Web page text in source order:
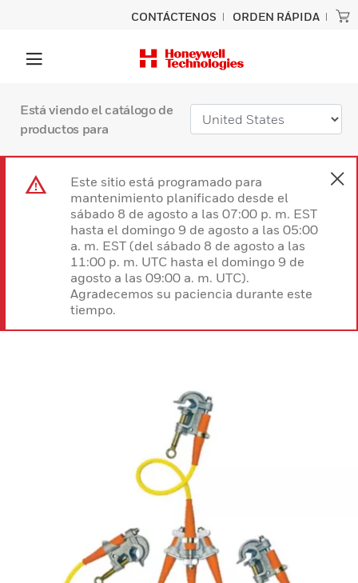
CONTÁCTENOS ORDEN RÁPIDA
Está viendo el catálogo de
productos para
Este sitio está programado para
mantenimiento planificado desde el
sábado 8 de agosto a las 07:00 p. m. EST
hasta el domingo 9 de agosto a las 05:00
a. m. EST (del sábado 8 de agosto a las
11:00 p. m. UTC hasta el domingo 9 de
agosto a las 09:00 a. m. UTC).
Agradecemos su paciencia durante este
tiempo.